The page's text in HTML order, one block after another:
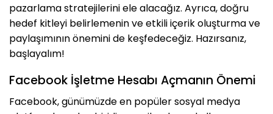
pazarlama stratejilerini ele alacağız. Ayrıca, doğru
hedef kitleyi belirlemenin ve etkili içerik oluşturma ve
paylaşımının önemini de keşfedeceğiz. Hazırsanız,
başlayalım!
Facebook İşletme Hesabı Açmanın Önemi
Facebook, günümüzde en popüler sosyal medya